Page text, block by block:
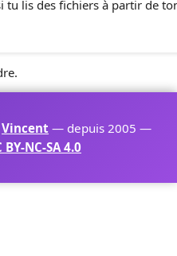
tu lis des fichiers à partir de
Vincent — depuis 2005 —
BY-NC-SA 4.0